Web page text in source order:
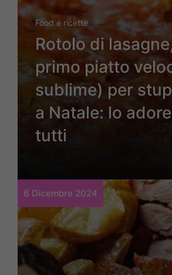
Food e ricette
Rotolo di
primo piatto
sublime) per
a Natale: lo
tutti
6 Dicembre 2024